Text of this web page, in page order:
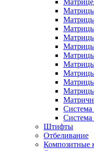
Матрицы
Матрицы
Матрицы
Матрицы
Система
Штифты
Отбеливание
Композитные